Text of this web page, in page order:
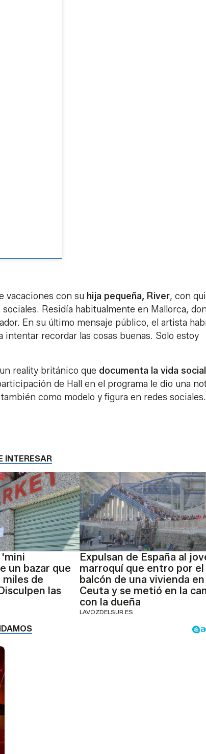
vacaciones con su hija pequeña, River, con
Residía habitualmente en Mallorca,
En su último mensaje público, el artista
intentar recordar las cosas buenas. Solo estoy
reality británico que documenta la vida
de Hall en el programa le dio una
como modelo y figura en redes sociales.
INTERESAR
'mini
un bazar que
miles de
las
Expulsan de España al
marroquí que entro por el
balcón de una vivienda en
Ceuta y se metió en la
con la dueña
LAVOZDELSUR.ES